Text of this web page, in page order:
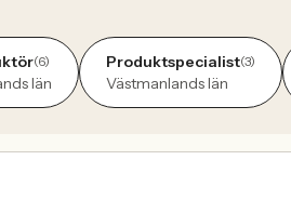
(6)
län
Produktspecialist(3)
Västmanlands län